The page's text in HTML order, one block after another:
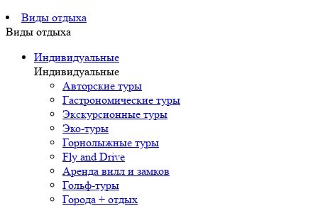
Виды отдыха
Виды отдыха
Индивидуальные
Индивидуальные
Авторские туры
Гастрономические туры
Экскурсионные туры
Эко-туры
Горнолыжные туры
Fly and Drive
Аренда вилл и замков
Гольф-туры
Города + отдых